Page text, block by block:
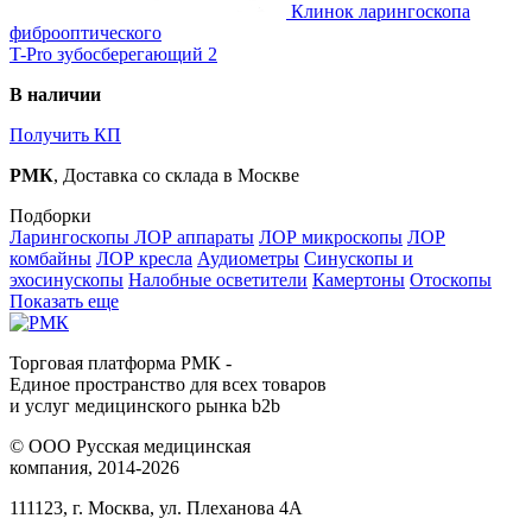
Клинок ларингоскопа
фиброоптического
T-Pro зубосберегающий 2
В наличии
Получить КП
РМК, Доставка со склада в Москве
Подборки
Ларингоскопы ЛОР аппараты ЛОР микроскопы ЛОР
комбайны ЛОР кресла Аудиометры Синускопы и
эхосинускопы Налобные осветители Камертоны Отоскопы
Показать еще
Торговая платформа РМК -
Единое пространство для всех товаров
и услуг медицинского рынка b2b
© ООО Русская медицинская
компания, 2014-2026
111123, г. Москва, ул. Плеханова 4А